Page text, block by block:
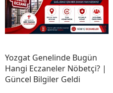
Yozgat Genelinde Bugün
Hangi Eczaneler Nöbetçi? |
Güncel Bilgiler Geldi